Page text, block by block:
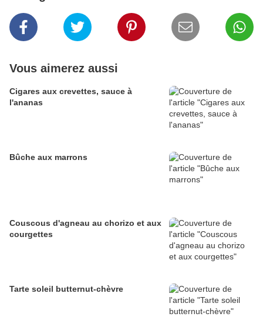
Vous aimerez aussi
Cigares aux crevettes, sauce à
l'ananas
Bûche aux marrons
Couscous d'agneau au chorizo et aux
courgettes
Tarte soleil butternut-chèvre